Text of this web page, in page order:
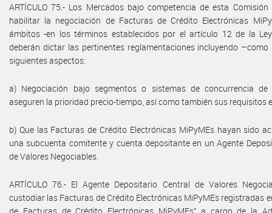
ARTÍCULO 75.- Los Mercados bajo competencia de esta
habilitar la negociación de Facturas de Crédito Electrónicas
ámbitos -en los términos establecidos por el artículo 12 de la
deberán dictar las pertinentes reglamentaciones incluyendo
siguientes aspectos:
a) Negociación bajo segmentos o sistemas de concurrencia
aseguren la prioridad precio-tiempo, así como también sus requisitos
b) Que las Facturas de Crédito Electrónicas MiPyMEs hayan sido
una subcuenta comitente y cuenta depositante en un Agente
de Valores Negociables.
ARTÍCULO 76.- El Agente Depositario Central de Valores
custodiar las Facturas de Crédito Electrónicas MiPyMEs registradas